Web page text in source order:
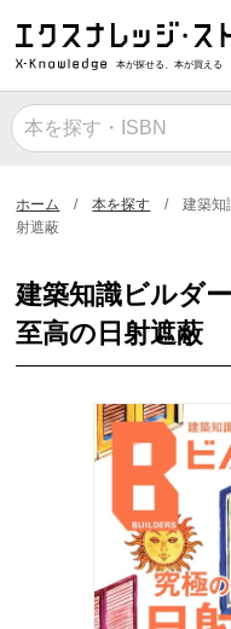
本が探せる、本が買える
ホーム 本を探す
建築
射遮蔽
建築知識ビルダ
至高の日射遮蔽